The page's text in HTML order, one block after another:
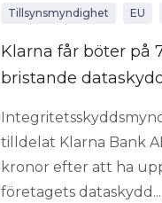
Tillsynsmyndighet EU
Klarna får böter på
bristande dataskydd
tilldelat Klarna Bank
kronor efter att ha
företagets dataskydd....